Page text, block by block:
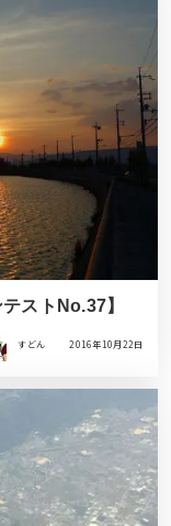
ストNo.37】
すどん 2016年10月22日